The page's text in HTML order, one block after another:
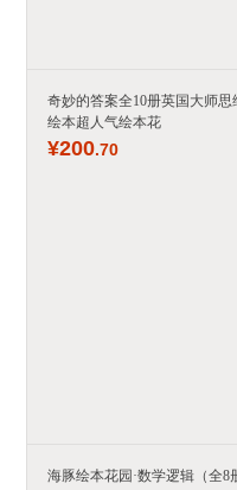
奇妙的答案全10册英国大师思
绘本超人气绘本花
¥200.70
海豚绘本花园·数学逻辑（全8